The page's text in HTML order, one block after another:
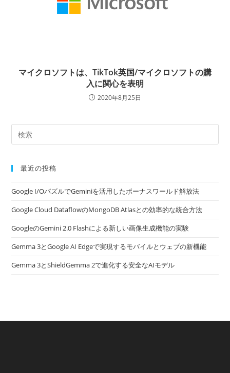
マイクロソフトは、TikTok英国/マイクロソフトの購
入に関心を表明
2020年8月25日
最近の投稿
Google I/OパズルでGeminiを活用したボーナスワールド解放法
Google Cloud DataflowのMongoDB Atlasとの効率的な統合方法
GoogleのGemini 2.0 Flashによる新しい画像生成機能の実験
Gemma 3とGoogle AI Edgeで実現するモバイルとウェブの新機能
Gemma 3とShieldGemma 2で進化する安全なAIモデル